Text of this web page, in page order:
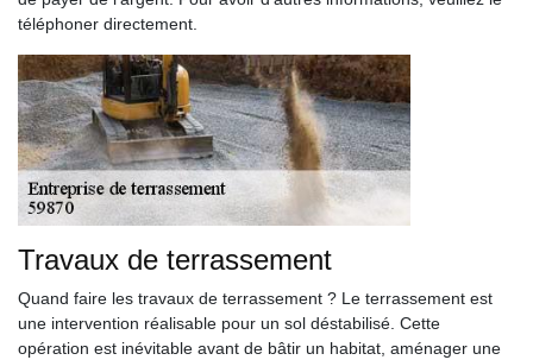
téléphoner directement.
Travaux de terrassement
Quand faire les travaux de terrassement ? Le terrassement est
une intervention réalisable pour un sol déstabilisé. Cette
opération est inévitable avant de bâtir un habitat, aménager une